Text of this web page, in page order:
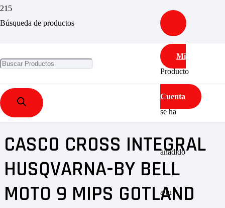
Búsqueda de productos
Producto
se ha
añadido
a tu
Mi
Cuenta
CASCO CROSS INTEGRAL HUSQVARNA-
BY BELL MOTO 9 MIPS GOTLAND
Inicio/ TIENDA
/ CASCO CROSS INTEGRAL
HUSQVARNA-BY BELL MOTO 9 MIPS GOTLAND
CASCO CROSS INTEGRAL
HUSQVARNA-BY BELL
MOTO 9 MIPS GOTLAND